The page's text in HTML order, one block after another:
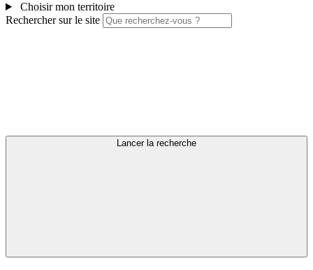
Choisir mon territoire
Rechercher sur le site
Lancer la recherche